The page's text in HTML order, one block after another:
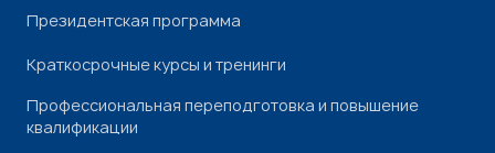
Президентская программа
Краткосрочные курсы и тренинги
Профессиональная переподготовка и повышение
квалификации